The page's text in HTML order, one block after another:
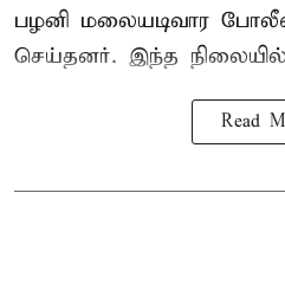
பழனி மலையடிவார
செய்தனர். இந்த
Read